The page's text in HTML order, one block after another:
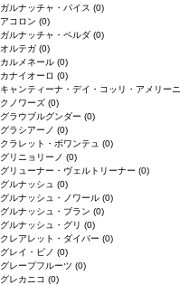
ガルナッチャ・パイス (0)
アコロン (0)
ガルナッチャ・ペルダ (0)
オルテガ (0)
カルメネール (0)
カナイオーロ (0)
キャンティーナ・デイ・コッリ・アメリーニ
クノワーズ (0)
グラウブルグンダー (0)
グラシアーノ (0)
クラレット・ボワンテュ (0)
グリニョリーノ (0)
グリューナー・ヴェルトリーナー (0)
グルナッシュ (0)
グルナッシュ・ノワール (0)
グルナッシュ・ブラン (0)
グルナッシュ・グリ (0)
クレアレット・ダイバー (0)
グレイ・ピノ (0)
グレープフルーツ (0)
グレカニコ (0)